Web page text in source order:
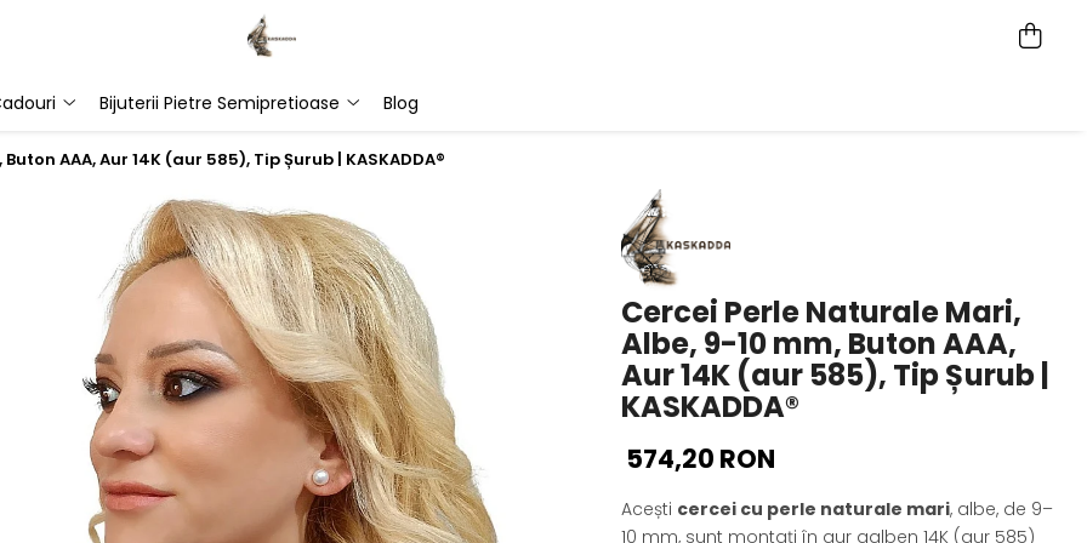
Bijuterii Pietre Semipretioase Blog
AAA, Aur 14K (aur 585), Tip Șurub | KASKADDA®
Cercei Perle Naturale Mari,
Albe, 9-10 mm, Buton AAA,
Aur 14K (aur 585), Tip Șurub |
KASKADDA®
574,20 RON
Acești cercei cu perle naturale mari, albe, de 9–
10 mm, sunt montați în aur galben 14K (aur 585)